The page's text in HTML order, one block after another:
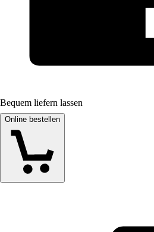
Bequem liefern lassen
Online bestellen